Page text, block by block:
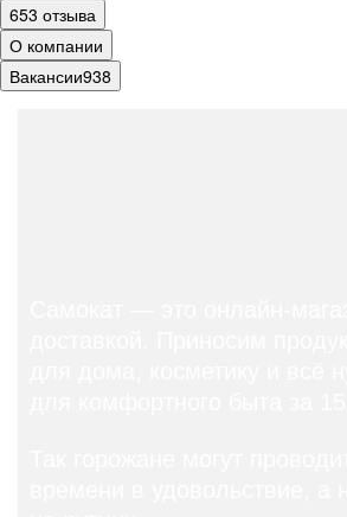
653 отзыва
О компании
Вакансии938